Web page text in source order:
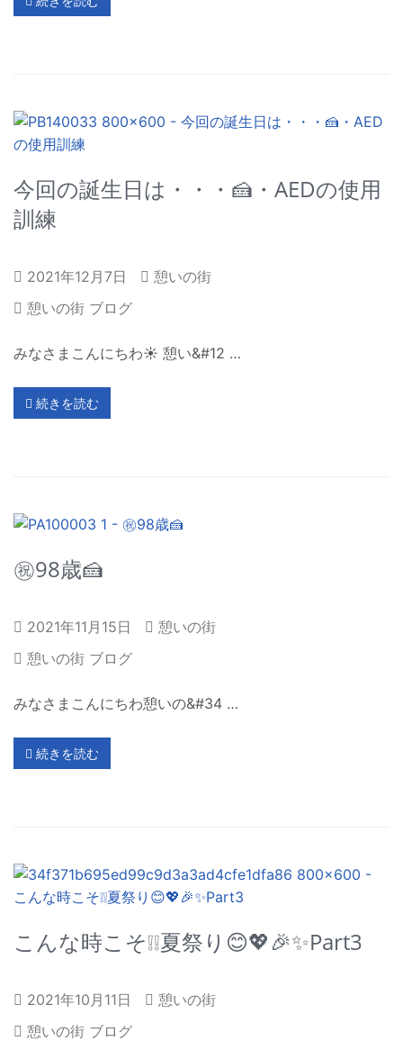
今回の誕生日は・・・🍰・AEDの使用
訓練
2021年12月7日
憩いの街
憩いの街 ブログ
みなさまこんにちわ☀ 憩い&#12 …
続きを読む
㊗98歳🍰
2021年11月15日
憩いの街
憩いの街 ブログ
みなさまこんにちわ憩いの&#34 …
続きを読む
こんな時こそ❕❕夏祭り😊💖🎉✨Part3
2021年10月11日
憩いの街
憩いの街 ブログ